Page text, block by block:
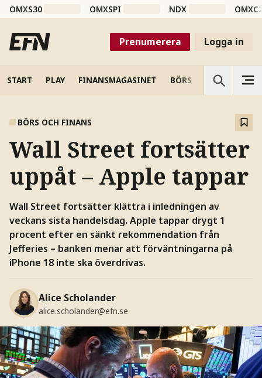
OMXS30 OMXSPI NDX
Prenumerera Logga in
START PLAY FINANSMAGASINET BÖRS VETENSKAP
BÖRS OCH FINANS
Wall Street fortsätter
uppåt – Apple tappar
Wall Street fortsätter klättra i inledningen av
veckans sista handelsdag. Apple tappar drygt 1
procent efter en sänkt rekommendation från
Jefferies – banken menar att förväntningarna på
iPhone 18 inte ska överdrivas.
Alice Scholander
alice.scholander@efn.se